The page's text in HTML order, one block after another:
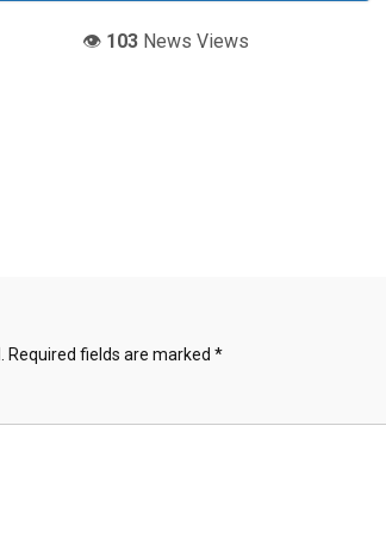
👁️ 103News Views
Required fields are marked *